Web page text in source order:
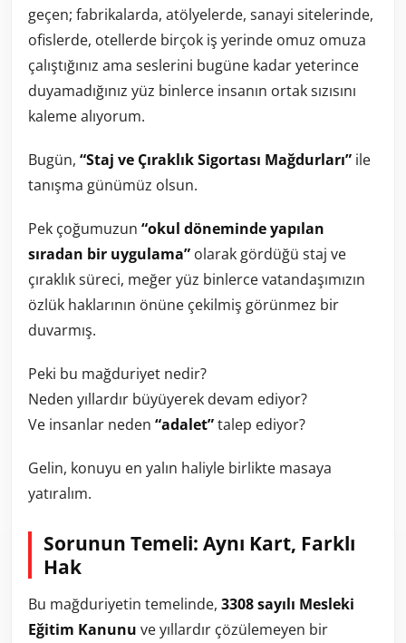
geçen; fabrikalarda, atölyelerde, sanayi sitelerinde,
ofislerde, otellerde birçok iş yerinde omuz omuza
çalıştığınız ama seslerini bugüne kadar yeterince
duyamadığınız yüz binlerce insanın ortak sızısını
kaleme alıyorum.
Bugün, “Staj ve Çıraklık Sigortası Mağdurları” ile
tanışma günümüz olsun.
Pek çoğumuzun “okul döneminde yapılan
sıradan bir uygulama” olarak gördüğü staj ve
çıraklık süreci, meğer yüz binlerce vatandaşımızın
özlük haklarının önüne çekilmiş görünmez bir
duvarmış.
Peki bu mağduriyet nedir?
Neden yıllardır büyüyerek devam ediyor?
Ve insanlar neden “adalet”talep ediyor?
Gelin, konuyu en yalın haliyle birlikte masaya
yatıralım.
Sorunun Temeli: Aynı Kart, Farklı
Hak
Bu mağduriyetin temelinde, 3308 sayılı Mesleki
Eğitim Kanunu ve yıllardır çözülemeyen bir